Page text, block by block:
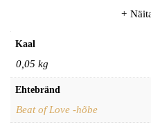
Kaal
0,05 kg
Ehtebränd
Beat of Love -hõbe